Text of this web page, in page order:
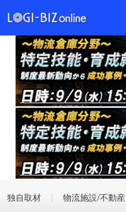
独自取材 物流施設/不動産